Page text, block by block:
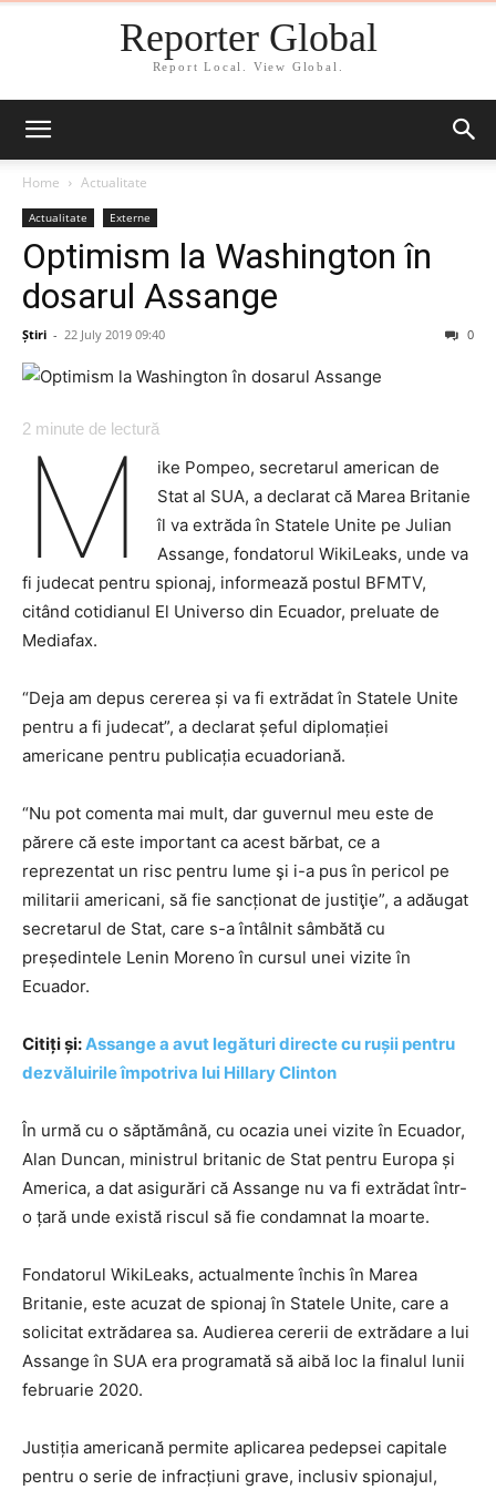
Reporter Global
Report Local. View Global.
Home Actualitate
Actualitate Externe
Optimism la Washington în
dosarul Assange
Știri - 22 July 2019 09:40 0
2 minute de lectură
M
ike Pompeo, secretarul american de
Stat al SUA, a declarat că Marea Britanie
îl va extrăda în Statele Unite pe Julian
Assange, fondatorul WikiLeaks, unde va
fi judecat pentru spionaj, informează postul BFMTV,
citând cotidianul El Universo din Ecuador, preluate de
Mediafax.
“Deja am depus cererea și va fi extrădat în Statele Unite
pentru a fi judecat”, a declarat șeful diplomației
americane pentru publicația ecuadoriană.
“Nu pot comenta mai mult, dar guvernul meu este de
părere că este important ca acest bărbat, ce a
reprezentat un risc pentru lume şi i-a pus în pericol pe
militarii americani, să fie sancționat de justiţie”, a adăugat
secretarul de Stat, care s-a întâlnit sâmbătă cu
președintele Lenin Moreno în cursul unei vizite în
Ecuador.
Citiți și:Assange a avut legături directe cu rușii pentru
dezvăluirile împotriva lui Hillary Clinton
În urmă cu o săptămână, cu ocazia unei vizite în Ecuador,
Alan Duncan, ministrul britanic de Stat pentru Europa și
America, a dat asigurări că Assange nu va fi extrădat într-
o țară unde există riscul să fie condamnat la moarte.
Fondatorul WikiLeaks, actualmente închis în Marea
Britanie, este acuzat de spionaj în Statele Unite, care a
solicitat extrădarea sa. Audierea cererii de extrădare a lui
Assange în SUA era programată să aibă loc la finalul lunii
februarie 2020.
Justiția americană permite aplicarea pedepsei capitale
pentru o serie de infracțiuni grave, inclusiv spionajul,